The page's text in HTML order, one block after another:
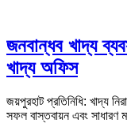
জনবান্ধব খাদ্য
খাদ্য অফিস
জয়পুরহাট প্রতিনিধি: খাদ্য
সফল বাস্তবায়ন এবং সাধারণ